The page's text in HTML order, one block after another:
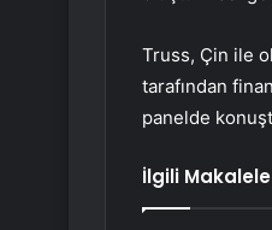
Truss, Çin ile
tarafından
panelde
İlgili